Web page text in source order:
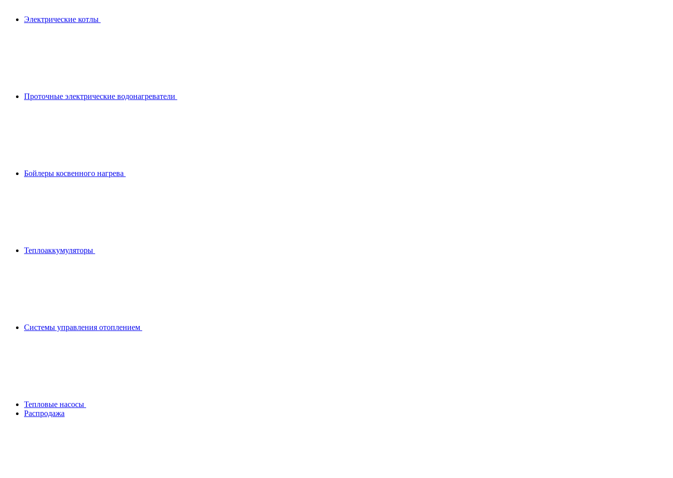
Электрические котлы
Проточные электрические водонагреватели
Бойлеры косвенного нагрева
Теплоаккумуляторы
Системы управления отоплением
Тепловые насосы
Распродажа